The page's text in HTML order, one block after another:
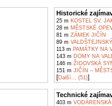
Historické
25 m KOSTEL SV.
28 m MĚSTSKÉ
81 m ZÁMEK JIČÍN
89 m
113 m PAMÁTKY NA
143 m DOMY NA
146 m ŽIDOVSKÁ
151 m JIČÍN –
[Další... (51)]
Technické
403 m